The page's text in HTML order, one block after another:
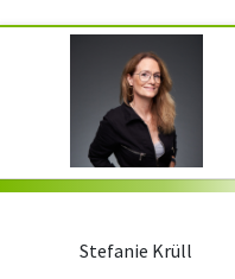
Stefanie Krüll